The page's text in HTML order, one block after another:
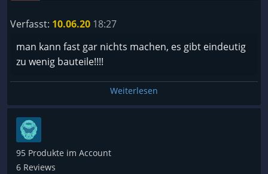
Verfasst: 10.06.20 18:27
man kann fast gar nichts machen, es gibt eindeutig
zu wenig bauteile!!!!
Weiterlesen
95 Produkte im Account
6 Reviews